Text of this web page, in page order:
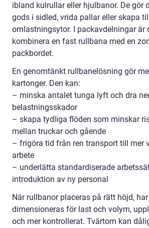
ibland kulrullar eller hjulbanor. De gör
gods i sidled, vrida pallar eller skapa
omlastningsytor. I packavdelningar är
kombinera en fast rullbana med en
packbordet.
En genomtänkt rullbanelösning gör
kartonger. Den kan:
– minska antalet tunga lyft och dra
belastningsskador
– skapa tydliga flöden som minskar
mellan truckar och gående
– frigöra tid från ren transport till mer
arbete
– underlätta standardiserade
introduktion av ny personal
När rullbanor placeras på rätt höjd,
dimensioneras för last och volym,
och mer kontrollerat. Tvärtom kan